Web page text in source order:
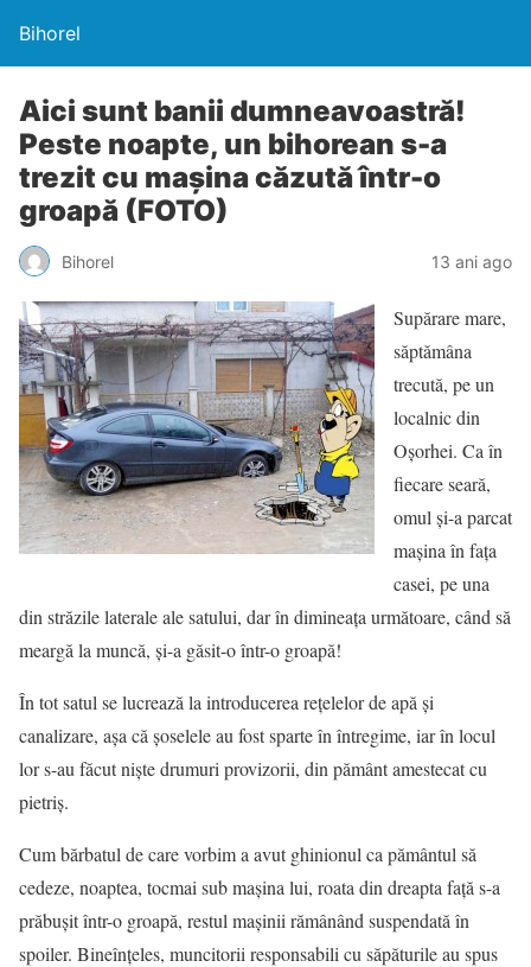
Bihorel
Aici sunt banii dumneavoastră!
Peste noapte, un bihorean s-a
trezit cu maşina căzută într-o
groapă (FOTO)
Bihorel 13 ani ago
Supărare mare,
săptămâna
trecută, pe un
localnic din
Oşorhei. Ca în
fiecare seară,
omul şi-a parcat
maşina în faţa
casei, pe una
din străzile laterale ale satului, dar în dimineaţa următoare, când să
meargă la muncă, şi-a găsit-o într-o groapă!
În tot satul se lucrează la introducerea reţelelor de apă şi
canalizare, aşa că şoselele au fost sparte în întregime, iar în locul
lor s-au făcut nişte drumuri provizorii, din pământ amestecat cu
pietriş.
Cum bărbatul de care vorbim a avut ghinionul ca pământul să
cedeze, noaptea, tocmai sub maşina lui, roata din dreapta faţă s-a
prăbuşit într-o groapă, restul maşinii rămânând suspendată în
spoiler. Bineînţeles, muncitorii responsabili cu săpăturile au spus